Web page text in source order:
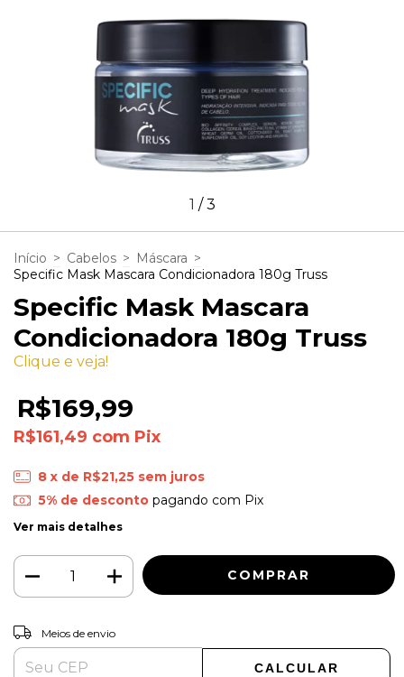
1 /3
Início > Cabelos > Máscara >
Specific Mask Mascara Condicionadora 180g Truss
Specific Mask Mascara
Condicionadora 180g Truss
Clique e veja!
R$169,99
R$161,49 com Pix
8 x de R$21,25 sem juros
5% de descontopagando com Pix
Ver mais detalhes
Entregas para o CEP:
Meios de envio
CALCULAR